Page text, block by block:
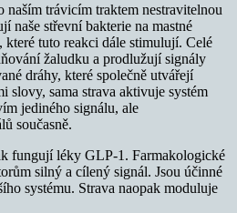
trávicím traktem nestravitelnou
naše střevní bakterie na mastné
tuto reakci dále stimulují. Celé
žaludku a prodlužují signály
dráhy, které společně utvářejí
slovy, sama strava aktivuje systém
jediného signálu, ale
současně.
fungují léky GLP-1. Farmakologické
silný a cílený signál. Jsou účinné
systému. Strava naopak moduluje